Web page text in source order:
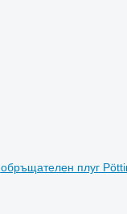
обръщателен плуг